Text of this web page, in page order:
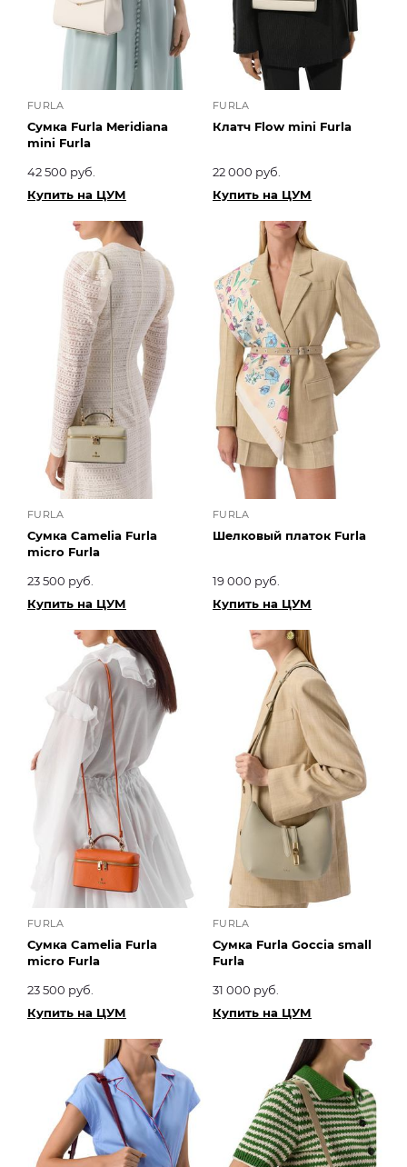
FURLA
Сумка Furla Meridiana
mini Furla
42 500 руб.
Купить на ЦУМ
FURLA
Клатч Flow mini Furla
22 000 руб.
Купить на ЦУМ
FURLA
Сумка Camelia Furla
micro Furla
23 500 руб.
Купить на ЦУМ
FURLA
Шелковый платок Furla
19 000 руб.
Купить на ЦУМ
FURLA
Сумка Camelia Furla
micro Furla
23 500 руб.
Купить на ЦУМ
FURLA
Сумка Furla Goccia small
Furla
31 000 руб.
Купить на ЦУМ